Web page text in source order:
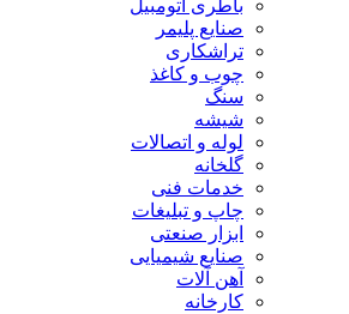
باطری اتومبیل
صنایع پلیمر
تراشکاری
چوب و کاغذ
سنگ
شیشه
لوله و اتصالات
گلخانه
خدمات فنی
چاپ و تبلیغات
ابزار صنعتی
صنایع شیمیایی
آهن آلات
کارخانه